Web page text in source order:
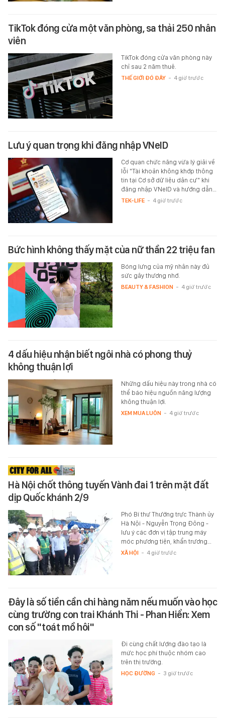
TikTok đóng cửa một văn phòng, sa thải 250 nhân
viên
TikTok đóng cửa văn phòng này
chỉ sau 2 năm thuê.
THẾ GIỚI ĐÓ ĐÂY - 4 giờ trước
Lưu ý quan trọng khi đăng nhập VNeID
Cơ quan chức năng vừa lý giải về
lỗi "Tài khoản không khớp thông
tin tại Cơ sở dữ liệu dân cư" khi
đăng nhập VNeID và hướng dẫn…
TEK-LIFE - 4 giờ trước
Bức hình không thấy mặt của nữ thần 22 triệu fan
Bóng lưng của mỹ nhân này đủ
sức gây thương nhớ.
BEAUTY & FASHION - 4 giờ trước
4 dấu hiệu nhận biết ngôi nhà có phong thuỷ
không thuận lợi
Những dấu hiệu này trong nhà có
thể báo hiệu nguồn năng lượng
không thuận lợi.
XEM MUA LUÔN - 4 giờ trước
Hà Nội chốt thông tuyến Vành đai 1 trên mặt đất
dịp Quốc khánh 2/9
Phó Bí thư Thường trực Thành ủy
Hà Nội - Nguyễn Trọng Đông -
lưu ý các đơn vị tập trung máy
móc phương tiện, khẩn trương…
XÃ HỘI - 4 giờ trước
Đây là số tiền cần chi hàng năm nếu muốn vào học
cùng trường con trai Khánh Thi - Phan Hiển: Xem
con số "toát mồ hôi"
Đi cùng chất lượng đào tạo là
mức học phí thuộc nhóm cao
trên thị trường.
HỌC ĐƯỜNG - 3 giờ trước